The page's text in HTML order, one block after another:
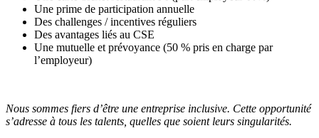
Une prime de participation annuelle
Des challenges / incentives réguliers
Des avantages liés au CSE
Une mutuelle et prévoyance (50 % pris en charge par
l’employeur)
Nous sommes fiers d’être une entreprise inclusive. Cette opportunité
s’adresse à tous les talents, quelles que soient leurs singularités.